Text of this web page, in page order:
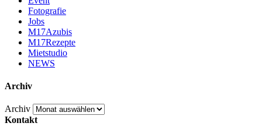
Fotografie
Jobs
M17Azubis
M17Rezepte
Mietstudio
NEWS
Archiv
Archiv
Kontakt